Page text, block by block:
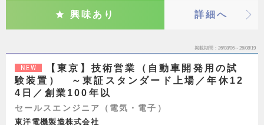
興味あり 詳細へ
掲載期間 26/08/06～26/08/19
NEW
【東京】技術営業（自動車開発用の試
験装置） ～東証スタンダード上場／年休12
4日／創業100年以
セールスエンジニア（電気・電子）
東洋電機製造株式会社